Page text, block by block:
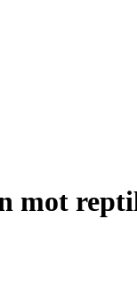
mot